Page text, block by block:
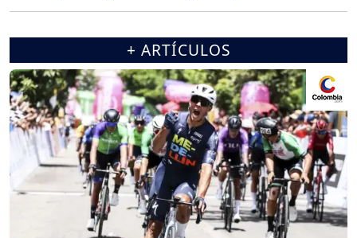
+ ARTÍCULOS